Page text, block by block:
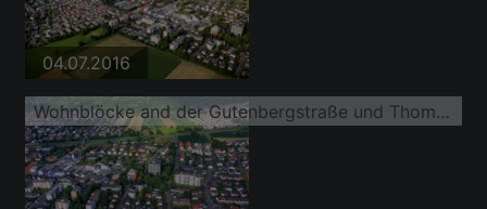
04.07.2016
Wohnblöcke and der Gutenbergstraße und Thomastr